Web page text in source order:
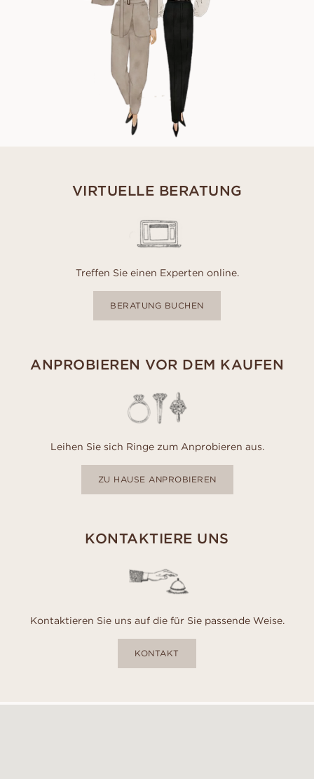
VIRTUELLE BERATUNG
Treffen Sie einen Experten online.
BERATUNG BUCHEN
ANPROBIEREN VOR DEM KAUFEN
Leihen Sie sich Ringe zum Anprobieren aus.
ZU HAUSE ANPROBIEREN
KONTAKTIERE UNS
Kontaktieren Sie uns auf die für Sie passende Weise.
KONTAKT